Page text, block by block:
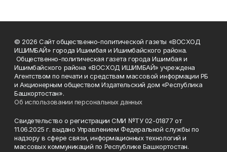
© 2026 Сайт общественно-политической газеты «ВОСХОД
ИШИМБАЙ» города Ишимбая и Ишимбайского района.
Общественно-политическая газета города Ишимбая и
Ишимбайского района «ВОСХОД ИШИМБАЙ» учреждена
Агентством по печати и средствам массовой информации РБ
и Акционерным обществом Издательский дом «Республика
Башкортостан».
Об использовании персональных данных
Свидетельство о регистрации СМИ №ТУ 02-01877 от
11.06.2025 г. выдано Управлением Федеральной службы по
надзору в сфере связи, информационных технологий и
массовых коммуникаций по Республике Башкортостан.